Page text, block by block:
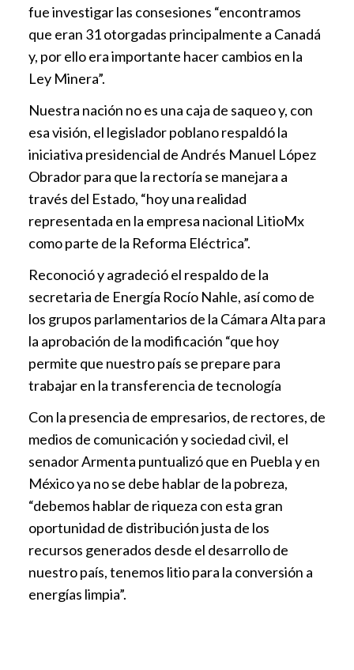
fue investigar las consesiones “encontramos
que eran 31 otorgadas principalmente a Canadá
y, por ello era importante hacer cambios en la
Ley Minera”.
Nuestra nación no es una caja de saqueo y, con
esa visión, el legislador poblano respaldó la
iniciativa presidencial de Andrés Manuel López
Obrador para que la rectoría se manejara a
través del Estado, “hoy una realidad
representada en la empresa nacional LitioMx
como parte de la Reforma Eléctrica”.
Reconoció y agradeció el respaldo de la
secretaria de Energía Rocío Nahle, así como de
los grupos parlamentarios de la Cámara Alta para
la aprobación de la modificación “que hoy
permite que nuestro país se prepare para
trabajar en la transferencia de tecnología
Con la presencia de empresarios, de rectores, de
medios de comunicación y sociedad civil, el
senador Armenta puntualizó que en Puebla y en
México ya no se debe hablar de la pobreza,
“debemos hablar de riqueza con esta gran
oportunidad de distribución justa de los
recursos generados desde el desarrollo de
nuestro país, tenemos litio para la conversión a
energías limpia”.